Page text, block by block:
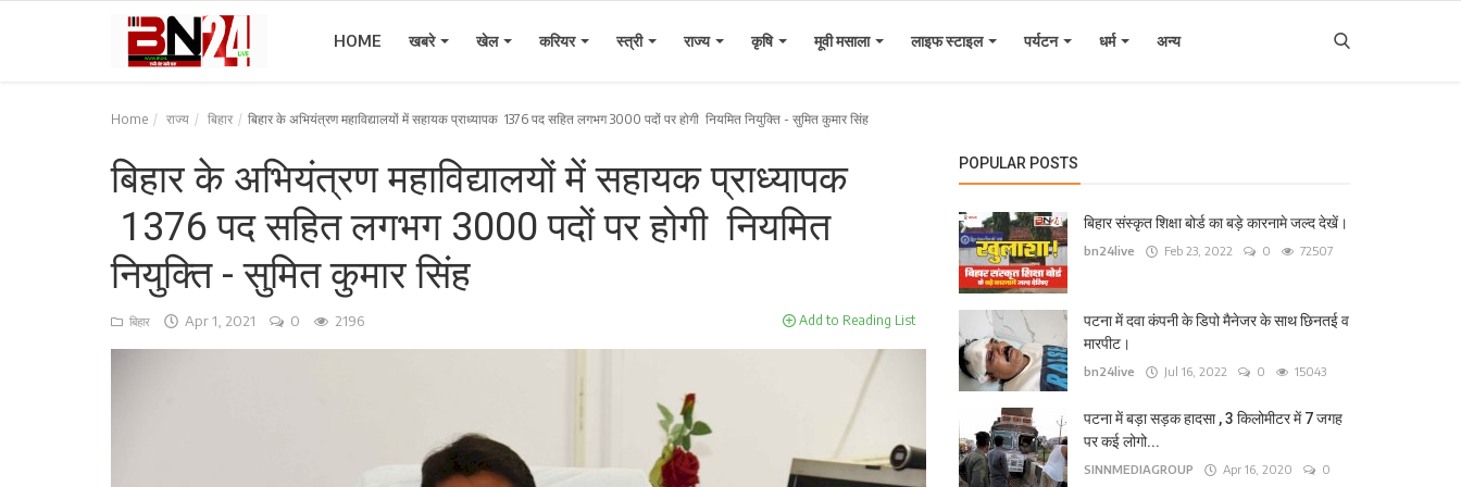
HOME खबरे खेल करियर स्त्री राज्य कृषि मूवी मसाला लाइफ स्टाइल पर्यटन धर्म अन्य
Home राज्य बिहार बिहार के अभियंत्रण महाविद्यालयों में सहायक प्राध्यापक 1376 पद सहित लगभग 3000 पदों पर होगी नियमित नियुक्ति - सुमित कुमार सिंह
बिहार के अभियंत्रण महाविद्यालयों में सहायक प्राध्यापक
1376 पद सहित लगभग 3000 पदों पर होगी नियमित
नियुक्ति - सुमित कुमार सिंह
बिहार Apr 1, 2021 0 2196 Add to Reading List
POPULAR POSTS
बिहार संस्कृत शिक्षा बोर्ड का बड़े कारनामे जल्द देखें।
bn24live Feb 23, 2022 0 72507
पटना में दवा कंपनी के डिपो मैनेजर के साथ छिनतई व
मारपीट।
bn24live Jul 16, 2022 0 15043
पटना में बड़ा सड़क हादसा , 3 किलोमीटर में 7 जगह
पर कई लोगो...
SINNMEDIAGROUP Apr 16, 2020
0